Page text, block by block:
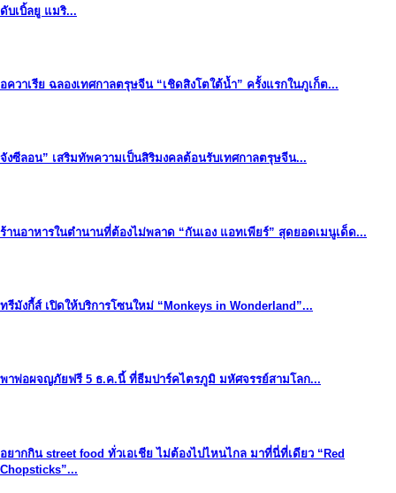
ดับเบิ้ลยู แมริ...
อควาเรีย ฉลองเทศกาลตรุษจีน “เชิดสิงโตใต้น้ำ” ครั้งแรกในภูเก็ต...
จังซีลอน” เสริมทัพความเป็นสิริมงคลต้อนรับเทศกาลตรุษจีน...
ร้านอาหารในตำนานที่ต้องไม่พลาด “กันเอง แอทเพียร์” สุดยอดเมนูเด็ด...
ทรีมังกี้ส์ เปิดให้บริการโซนใหม่ “Monkeys in Wonderland”...
พาพ่อผจญภัยฟรี 5 ธ.ค.นี้ ที่ธีมปาร์คไตรภูมิ มหัศจรรย์สามโลก...
อยากกิน street food ทั่วเอเชีย ไม่ต้องไปไหนไกล มาที่นี่ที่เดียว “Red
Chopsticks”...